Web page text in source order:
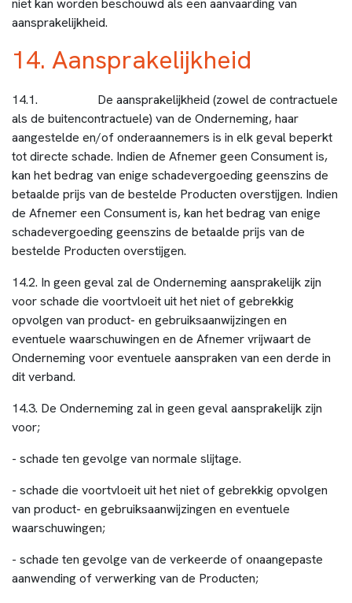
niet kan worden beschouwd als een aanvaarding van
aansprakelijkheid.
14. Aansprakelijkheid
14.1. De aansprakelijkheid (zowel de contractuele
als de buitencontractuele) van de Onderneming, haar
aangestelde en/of onderaannemers is in elk geval beperkt
tot directe schade. Indien de Afnemer geen Consument is,
kan het bedrag van enige schadevergoeding geenszins de
betaalde prijs van de bestelde Producten overstijgen. Indien
de Afnemer een Consument is, kan het bedrag van enige
schadevergoeding geenszins de betaalde prijs van de
bestelde Producten overstijgen.
14.2. In geen geval zal de Onderneming aansprakelijk zijn
voor schade die voortvloeit uit het niet of gebrekkig
opvolgen van product- en gebruiksaanwijzingen en
eventuele waarschuwingen en de Afnemer vrijwaart de
Onderneming voor eventuele aanspraken van een derde in
dit verband.
14.3. De Onderneming zal in geen geval aansprakelijk zijn
voor;
- schade ten gevolge van normale slijtage.
- schade die voortvloeit uit het niet of gebrekkig opvolgen
van product- en gebruiksaanwijzingen en eventuele
waarschuwingen;
- schade ten gevolge van de verkeerde of onaangepaste
aanwending of verwerking van de Producten;